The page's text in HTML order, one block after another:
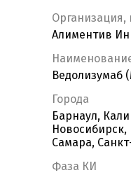
Алиментив
Ведолизумаб
Города
Барнаул,
Самара,
Фаза КИ